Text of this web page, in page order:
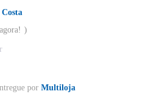
por Multiloja